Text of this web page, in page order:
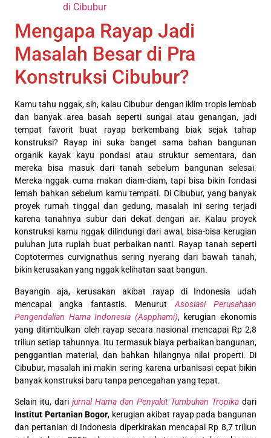
di Cibubur
Mengapa Rayap Jadi
Masalah Besar di Pra
Konstruksi Cibubur?
Kamu tahu nggak, sih, kalau Cibubur dengan iklim tropis lembab
dan banyak area basah seperti sungai atau genangan, jadi
tempat favorit buat rayap berkembang biak sejak tahap
konstruksi? Rayap ini suka banget sama bahan bangunan
organik kayak kayu pondasi atau struktur sementara, dan
mereka bisa masuk dari tanah sebelum bangunan selesai.
Mereka nggak cuma makan diam-diam, tapi bisa bikin fondasi
lemah bahkan sebelum kamu tempati. Di Cibubur, yang banyak
proyek rumah tinggal dan gedung, masalah ini sering terjadi
karena tanahnya subur dan dekat dengan air. Kalau proyek
konstruksi kamu nggak dilindungi dari awal, bisa-bisa kerugian
puluhan juta rupiah buat perbaikan nanti. Rayap tanah seperti
Coptotermes curvignathus sering nyerang dari bawah tanah,
bikin kerusakan yang nggak kelihatan saat bangun.
Bayangin aja, kerusakan akibat rayap di Indonesia udah
mencapai angka fantastis. Menurut Asosiasi Perusahaan
Pengendalian Hama Indonesia (Aspphami), kerugian ekonomis
yang ditimbulkan oleh rayap secara nasional mencapai Rp 2,8
triliun setiap tahunnya. Itu termasuk biaya perbaikan bangunan,
penggantian material, dan bahkan hilangnya nilai properti. Di
Cibubur, masalah ini makin sering karena urbanisasi cepat bikin
banyak konstruksi baru tanpa pencegahan yang tepat.
Selain itu, dari jurnal Hama dan Penyakit Tumbuhan Tropika dari
Institut Pertanian Bogor, kerugian akibat rayap pada bangunan
dan pertanian di Indonesia diperkirakan mencapai Rp 8,7 triliun